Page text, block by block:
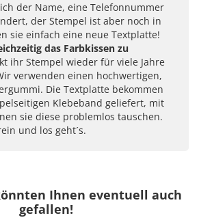
der Name, eine Telefonnummer
der Stempel ist aber noch in
sie einfach eine neue Textplatte!
das Farbkissen zu
ihr Stempel wieder für viele Jahre
verwenden einen hochwertigen,
Die Textplatte bekommen
Klebeband geliefert, mit
sie diese problemlos tauschen.
und los geht´s.
Ihnen eventuell auch
gefallen!